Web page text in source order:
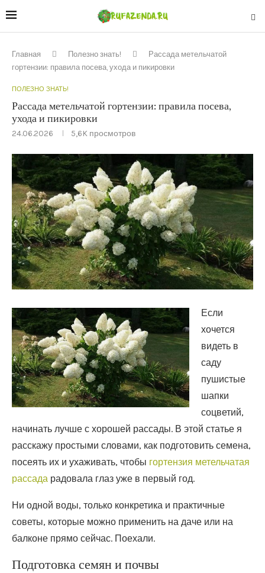
Главная Полезно знать!
Рассада метельчатой
гортензии: правила посева, ухода и пикировки
ПОЛЕЗНО ЗНАТЬ!
Рассада метельчатой гортензии: правила посева,
ухода и пикировки
24.06.2026 5,6K просмотров
Если
хочется
видеть в
саду
пушистые
шапки
соцветий,
начинать лучше с хорошей рассады. В этой статье я
расскажу простыми словами, как подготовить семена,
посеять их и ухаживать, чтобы гортензия метельчатая
рассада радовала глаз уже в первый год.
Ни одной воды, только конкретика и практичные
советы, которые можно применить на даче или на
балконе прямо сейчас. Поехали.
Подготовка семян и почвы